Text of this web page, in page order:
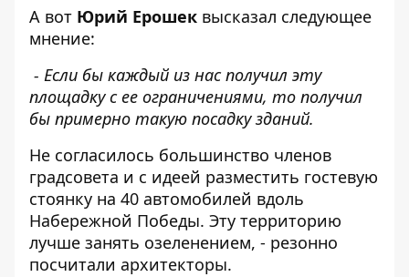
А вот Юрий Ерошек высказал следующее
мнение:
- Если бы каждый из нас получил эту
площадку с ее ограничениями, то получил
бы примерно такую посадку зданий.
Не согласилось большинство членов
градсовета и с идеей разместить гостевую
стоянку на 40 автомобилей вдоль
Набережной Победы. Эту территорию
лучше занять озеленением, - резонно
посчитали архитекторы.